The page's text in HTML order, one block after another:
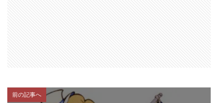
前の記事へ